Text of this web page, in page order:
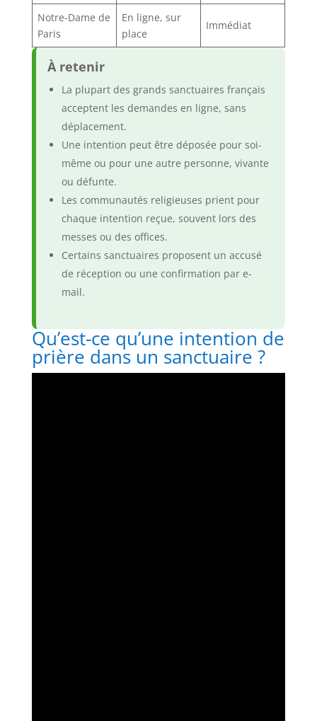
Notre-Dame de
Paris
En ligne, sur
place
Immédiat
À retenir
La plupart des grands sanctuaires français
acceptent les demandes en ligne, sans
déplacement.
Une intention peut être déposée pour soi-
même ou pour une autre personne, vivante
ou défunte.
Les communautés religieuses prient pour
chaque intention reçue, souvent lors des
messes ou des offices.
Certains sanctuaires proposent un accusé
de réception ou une confirmation par e-
mail.
Qu’est-ce qu’une intention de
prière dans un sanctuaire ?